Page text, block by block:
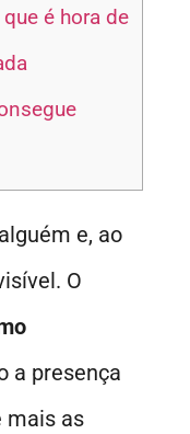
é hora de
e, ao
O
a presença
mais as